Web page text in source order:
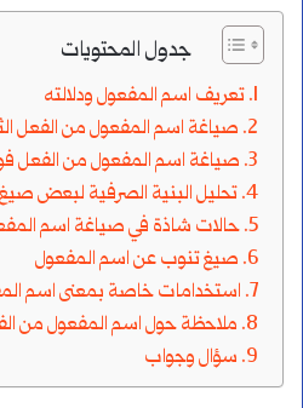
جدول المحتويات
تعريف اسم المفعول ودلالته
صياغة اسم المفعول من الفعل
صياغة اسم المفعول من الفعل
تحليل البنية الصرفية لبعض
حالات شاذة في صياغة اسم
صيغ تنوب عن اسم المفعول
استخدامات خاصة بمعنى اسم
ملاحظة حول اسم المفعول من
سؤال وجواب